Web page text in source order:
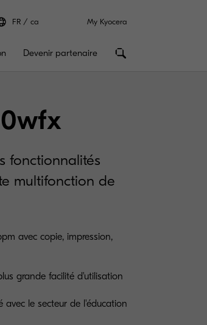
FR ca My Kyocera
Devenir partenaire
fonctionnalités
multifonction de
avec copie, impression,
grande facilité d'utilisation
le secteur de l'éducation